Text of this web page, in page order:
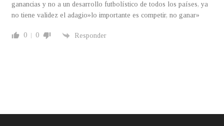
ganancias y no a un desarrollo futbolístico de todos los países, ya
no tiene validez el adagio»lo importante es competir, no ganar»
0 0 Responder